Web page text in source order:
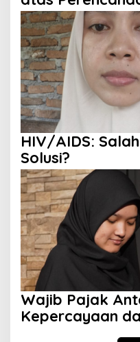
Program
HIV/AIDS:
Solusi?
Wajib Pajak
Kepercayaan